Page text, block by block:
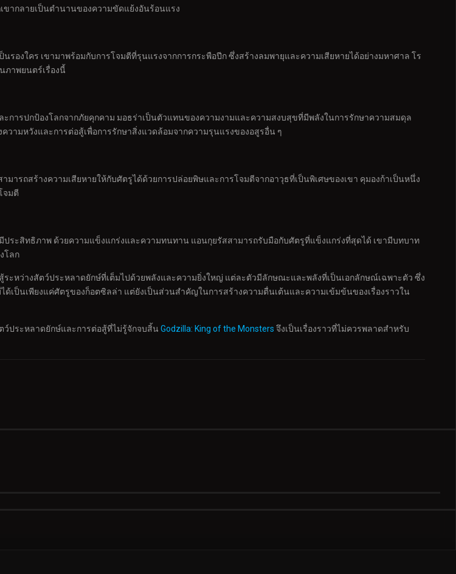
ากลายเป็นตำนานของความขัดแย้งอันร้อนแรง
งใคร เขามาพร้อมกับการโจมตีที่รุนแรงจากการกระพือปีก ซึ่งสร้างลมพายุและความเสียหายได้อย่างมหาศาล โร
ภาพยนตร์เรื่องนี้
ารปกป้องโลกจากภัยคุกคาม มอธร่าเป็นตัวแทนของความงามและความสงบสุขที่มีพลังในการรักษาความสมดุล
วามหวังและการต่อสู้เพื่อการรักษาสิ่งแวดล้อมจากความรุนแรงของอสูรอื่น ๆ
รถสร้างความเสียหายให้กับศัตรูได้ด้วยการปล่อยพิษและการโจมตีจากอาวุธที่เป็นพิเศษของเขา คุมองก้าเป็นหนึ่ง
จมตี
ระสิทธิภาพ ด้วยความแข็งแกร่งและความทนทาน แอนกุยรัสสามารถรับมือกับศัตรูที่แข็งแกร่งที่สุดได้ เขามีบทบาท
โลก
ระหว่างสัตว์ประหลาดยักษ์ที่เต็มไปด้วยพลังและความยิ่งใหญ่ แต่ละตัวมีลักษณะและพลังที่เป็นเอกลักษณ์เฉพาะตัว ซึ่ง
เป็นเพียงแค่ศัตรูของก็อตซิลล่า แต่ยังเป็นส่วนสำคัญในการสร้างความตื่นเต้นและความเข้มข้นของเรื่องราวใน
ว์ประหลาดยักษ์และการต่อสู้ที่ไม่รู้จักจบสิ้น Godzilla: King of the Monsters จึงเป็นเรื่องราวที่ไม่ควรพลาดสำหรับ